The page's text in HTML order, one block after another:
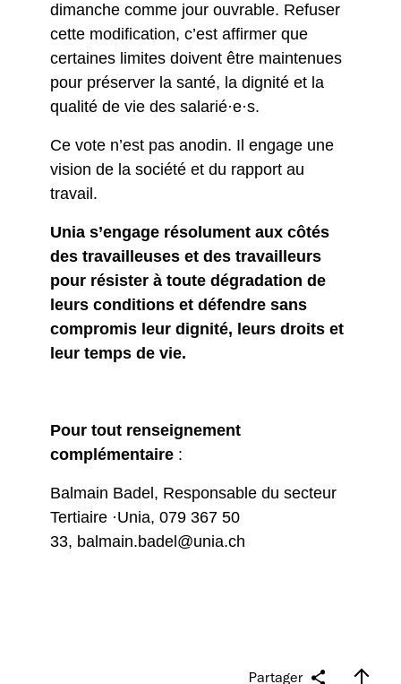
dimanche comme jour ouvrable. Refuser
cette modification, c’est affirmer que
certaines limites doivent être maintenues
pour préserver la santé, la dignité et la
qualité de vie des salarié·e·s.
Ce vote n’est pas anodin. Il engage une
vision de la société et du rapport au
travail.
Unia s’engage résolument aux côtés
des travailleuses et des travailleurs
pour résister à toute dégradation de
leurs conditions et défendre sans
compromis leur dignité, leurs droits et
leur temps de vie.
Pour tout renseignement
complémentaire :
Balmain Badel, Responsable du secteur
Tertiaire ·Unia, 079 367 50
33, balmain.badel@unia.ch
Partager